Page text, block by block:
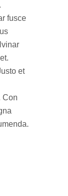
fusce
et
Con